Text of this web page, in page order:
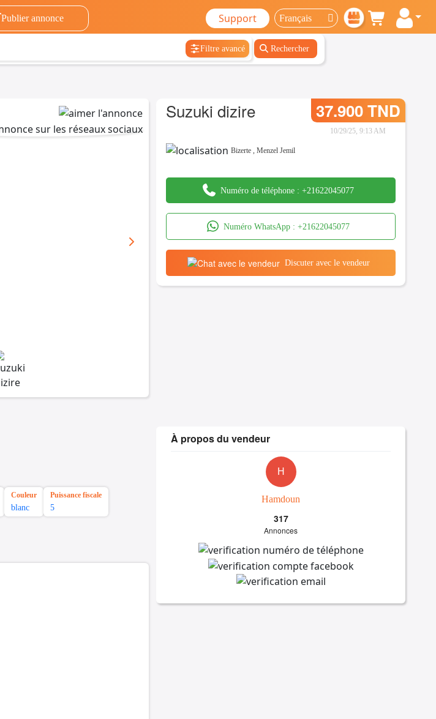
Publier annonce Support
Filtre avancé Rechercher
Suzuki dizire 37.900 TND
10/29/25, 9:13 AM
Bizerte ,Menzel Jemil
Numéro de téléphone :+21622045077
Numéro WhatsApp : +21622045077
Discuter avec le vendeur
Couleur
blanc
Puissance fiscale
5
À propos du vendeur
H
Hamdoun
317
Annonces